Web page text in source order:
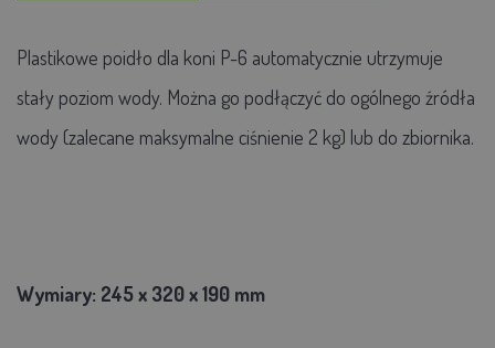
Plastikowe poidło dla koni P-6 automatycznie utrzymuje
stały poziom wody. Można go podłączyć do ogólnego źródła
wody (zalecane maksymalne ciśnienie 2 kg) lub do zbiornika.
Wymiary: 245 x 320 x 190 mm